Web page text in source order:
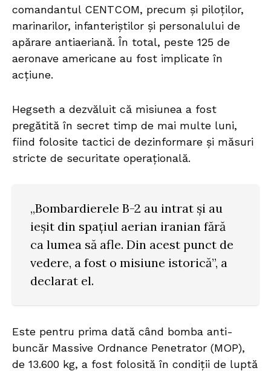
comandantul CENTCOM, precum și piloților,
marinarilor, infanteriștilor și personalului de
apărare antiaeriană. În total, peste 125 de
aeronave americane au fost implicate în
acțiune.
Hegseth a dezvăluit că misiunea a fost
pregătită în secret timp de mai multe luni,
fiind folosite tactici de dezinformare și măsuri
stricte de securitate operațională.
„Bombardierele B-2 au intrat și au
ieșit din spațiul aerian iranian fără
ca lumea să afle. Din acest punct de
vedere, a fost o misiune istorică”, a
declarat el.
Este pentru prima dată când bomba anti-
buncăr Massive Ordnance Penetrator (MOP),
de 13.600 kg, a fost folosită în condiții de luptă